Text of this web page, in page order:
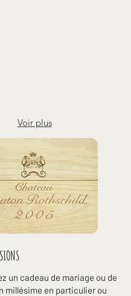
Voir plus
un cadeau de mariage ou de
millésime en particulier ou